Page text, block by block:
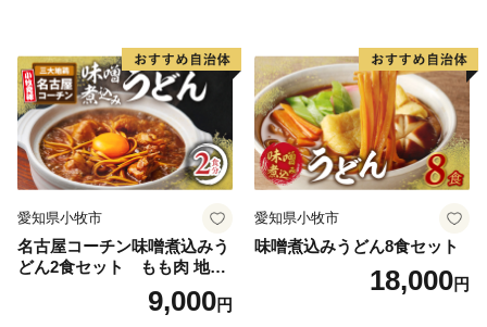
必要情報を記載の上、返送してください。
【ワンストップ特例申請書送付先】
〒897-0006
住所:鹿児島県南さつま市加世田本町41-7
宛先：鹿児島市ふるさと納税サポートセンター 宛
※鹿児島市では、ワンストップ特例申請受付を外部委託
しています。
愛知県小牧市
名古屋コーチン味噌煮込みう
どん2食セット もも肉 地鶏
9,000円
愛知県小牧市
味噌煮込みうどん8食セット
18,000円